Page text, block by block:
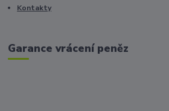
Kontakty
Garance vrácení peněz